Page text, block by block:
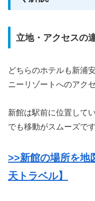
立地・アクセスの
どちらのホテルも新浦
ニーリゾートへのアク
新館は駅前に位置して
でも移動がスムーズです
>>新館の場所を地
天トラベル】